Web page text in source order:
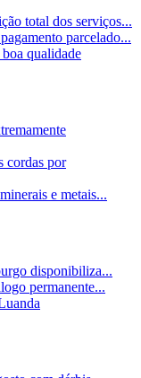
total dos serviços...
parcelado...
qualidade
cordas por
e metais...
disponibiliza...
permanente...